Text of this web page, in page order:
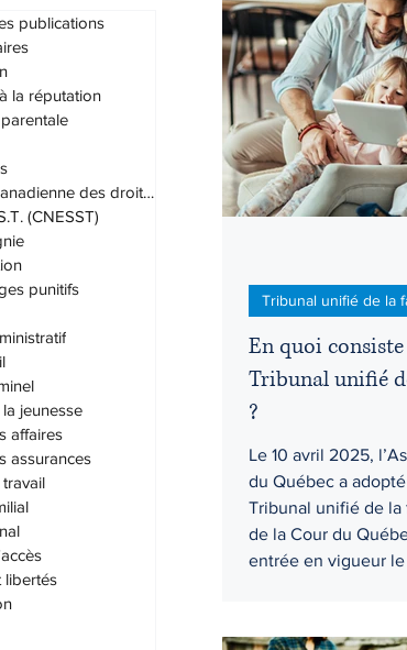
publications
la réputation
Charte canadienne des droits et lib
(CNESST)
punitifs
jeunesse
affaires
assurances
libertés
Droit administratif
Droit du travail
En quoi
Tribunal unifié
?
Le 10 avril 2025,
du Québec a
Tribunal unifié de la
de la Cour du
entrée en vigueur le
changements du
Tribunal unifié de la